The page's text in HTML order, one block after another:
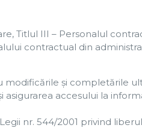
Titlul III – Personalul
contractual din
modificările și completările
asigurarea accesului la
nr. 544/2001 privind